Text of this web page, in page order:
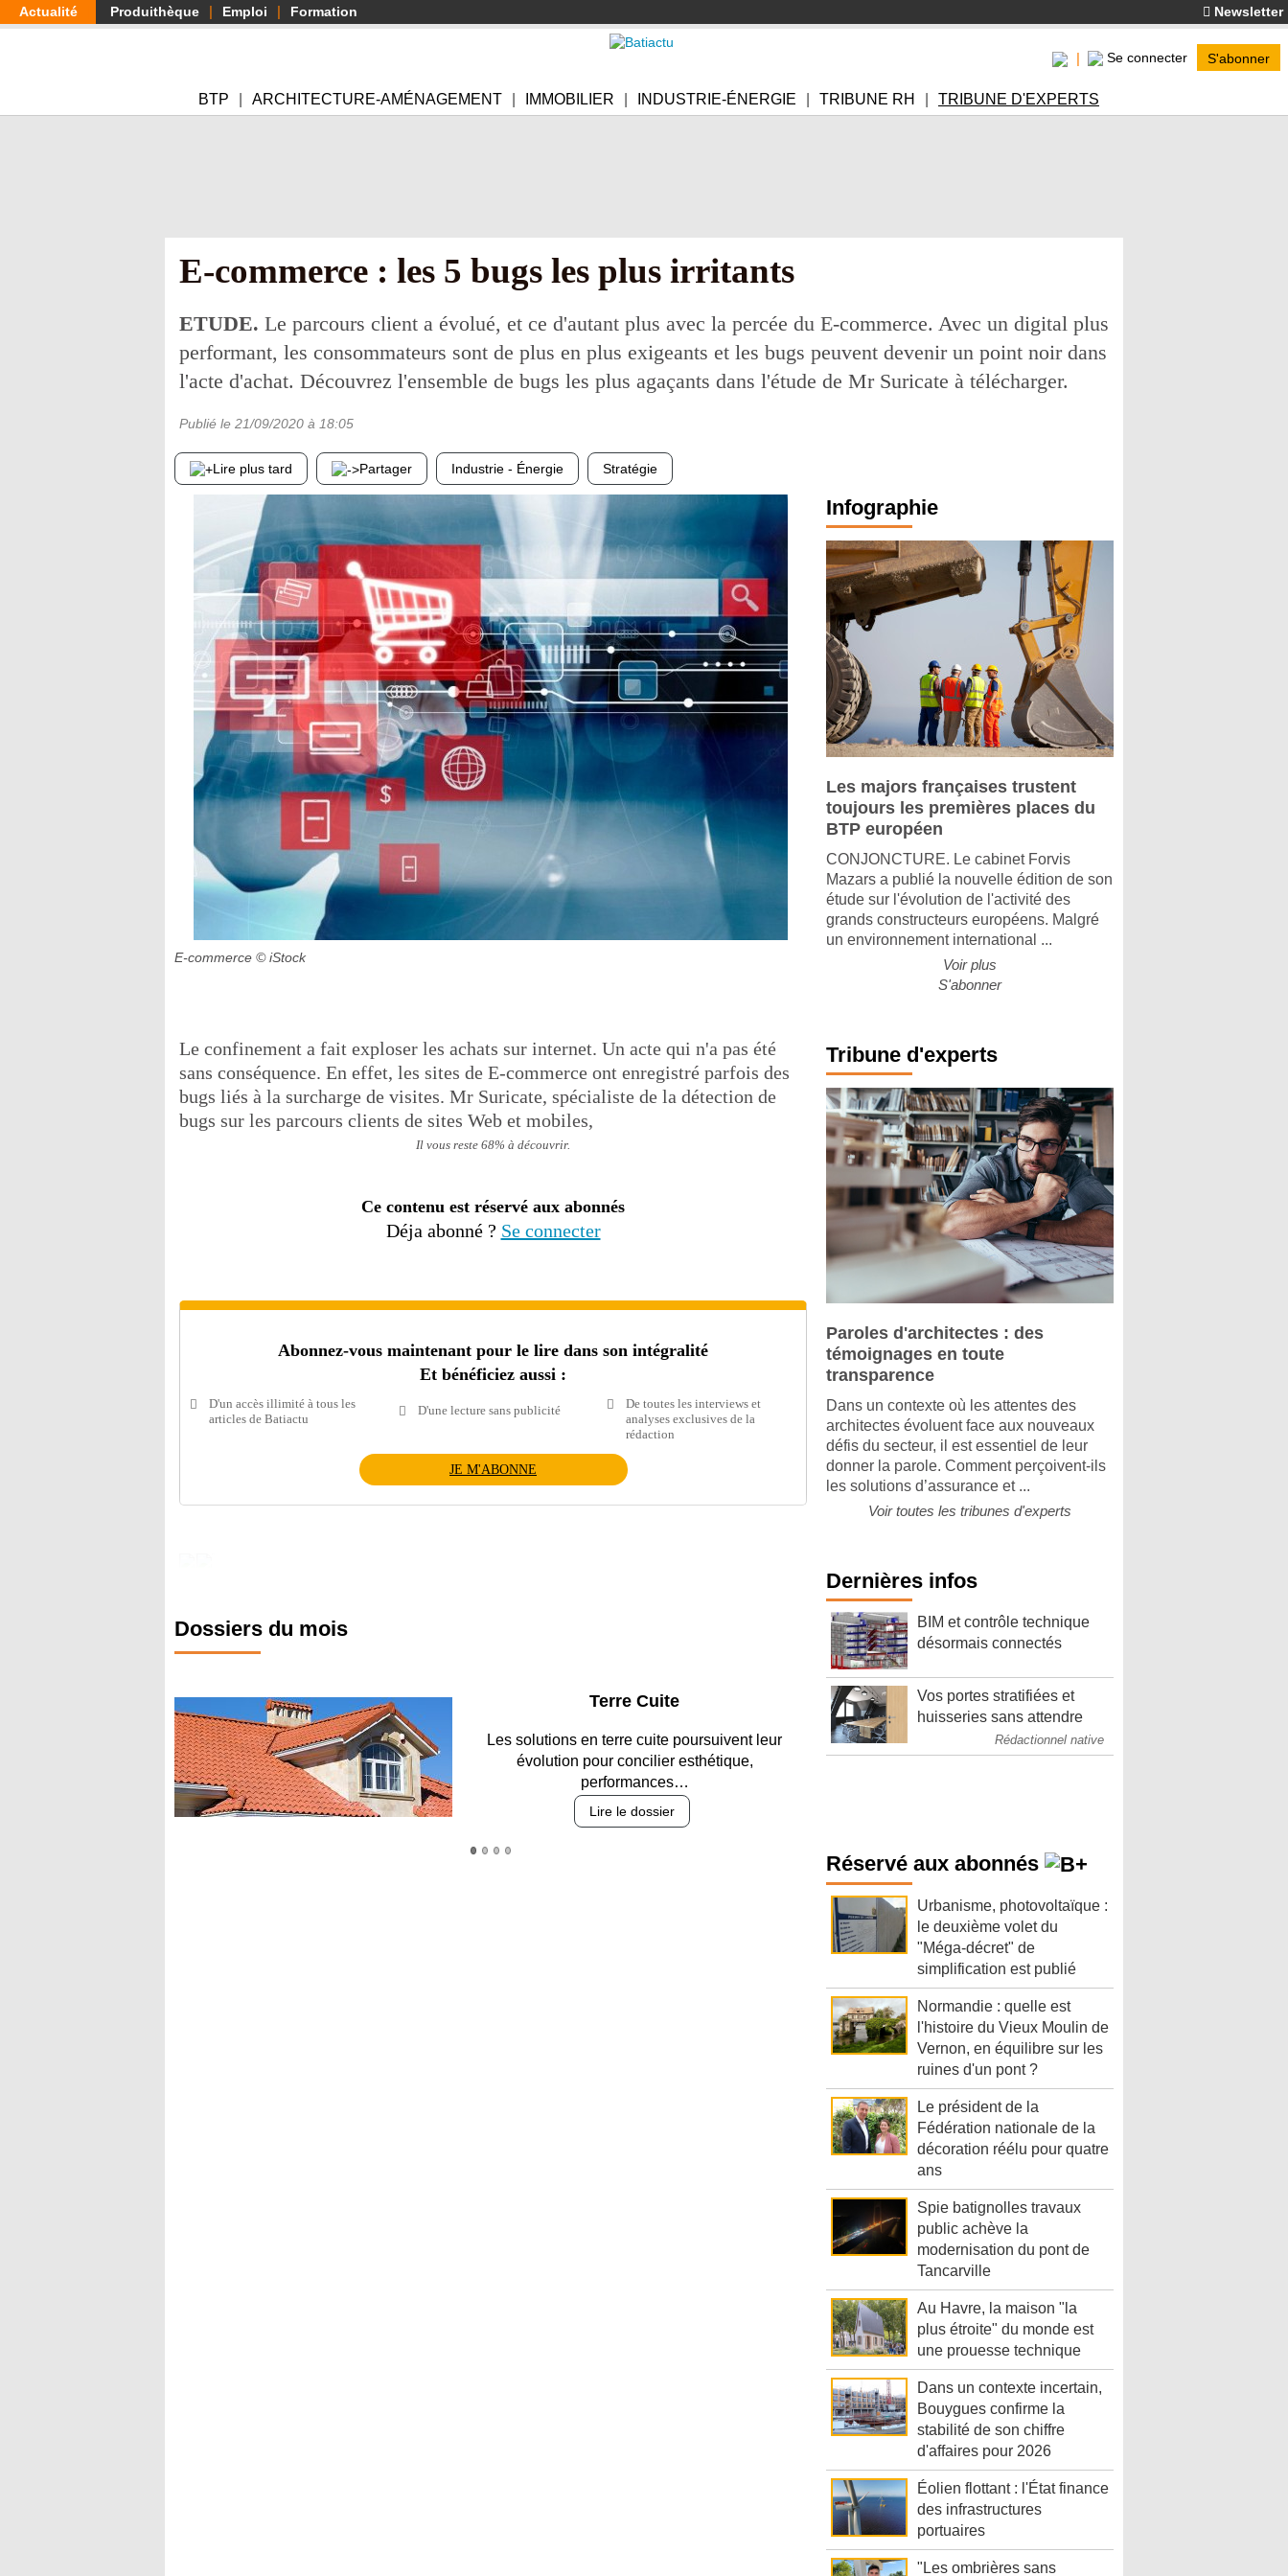
Aller
au
Actualité Produithèque Emploi Formation Newsletter
Se connecter S'abonner
BTP ARCHITECTURE-AMÉNAGEMENT IMMOBILIER INDUSTRIE-ÉNERGIE TRIBUNE RH TRIBUNE D'EXPERTS
E-commerce : les 5 bugs les plus irritants
ETUDE. Le parcours client a évolué, et ce d'autant plus avec la percée du E-commerce. Avec un digital plus
performant, les consommateurs sont de plus en plus exigeants et les bugs peuvent devenir un point noir dans
l'acte d'achat. Découvrez l'ensemble de bugs les plus agaçants dans l'étude de Mr Suricate à télécharger.
Publié le 21/09/2020 à 18:05
Lire plus tard Partager Industrie - Énergie Stratégie
E-commerce © iStock
Le confinement a fait exploser les achats sur internet. Un acte qui n'a pas été
sans conséquence. En effet, les sites de E-commerce ont enregistré parfois des
bugs liés à la surcharge de visites. Mr Suricate, spécialiste de la détection de
bugs sur les parcours clients de sites Web et mobiles,
Il vous reste 68% à découvrir.
Ce contenu est réservé aux abonnés
Déja abonné ? Se connecter
Abonnez-vous maintenant pour le lire dans son intégralité
Et bénéficiez aussi :
D'un accès illimité à tous les
articles de Batiactu
D'une lecture sans publicité
De toutes les interviews et
analyses exclusives de la
rédaction
JE M'ABONNE
Dossiers du mois
Parking et garages
Entre circulation, sécurisation des accès, durabilité
des revêtements et intégration…
Lire le dossier
Infographie
Les majors françaises trustent
toujours les premières places du
BTP européen
CONJONCTURE. Le cabinet Forvis
Mazars a publié la nouvelle édition de son
étude sur l'évolution de l'activité des
grands constructeurs européens. Malgré
un environnement international ...
Voir plus
S'abonner
Tribune d'experts
Paroles d'architectes : des
témoignages en toute
transparence
Dans un contexte où les attentes des
architectes évoluent face aux nouveaux
défis du secteur, il est essentiel de leur
donner la parole. Comment perçoivent-ils
les solutions d’assurance et ...
Voir toutes les tribunes d'experts
Dernières infos
BIM et contrôle technique
désormais connectés
Vos portes stratifiées et
huisseries sans attendre
Rédactionnel native
Réservé aux abonnés
Urbanisme, photovoltaïque :
le deuxième volet du
"Méga-décret" de
simplification est publié
Normandie : quelle est
l'histoire du Vieux Moulin de
Vernon, en équilibre sur les
ruines d'un pont ?
Le président de la
Fédération nationale de la
décoration réélu pour quatre
ans
Spie batignolles travaux
public achève la
modernisation du pont de
Tancarville
Au Havre, la maison "la
plus étroite" du monde est
une prouesse technique
Dans un contexte incertain,
Bouygues confirme la
stabilité de son chiffre
d'affaires pour 2026
Éolien flottant : l'État finance
des infrastructures
portuaires
"Les ombrières sans